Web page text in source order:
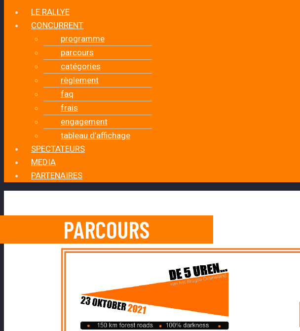
LE RALLYE
CONCURRENT
programme
parcours
catégories
règlement
faq
frais
engagement
tableau d’affichage
SPECTATEURS
MEDIA
PARTENAIRES
PARCOURS